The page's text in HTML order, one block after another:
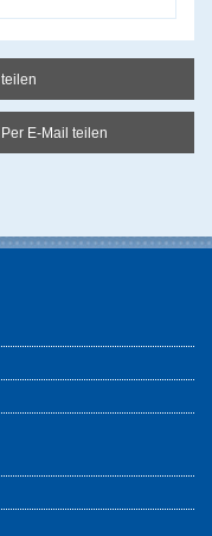
teilen
Per E-Mail teilen